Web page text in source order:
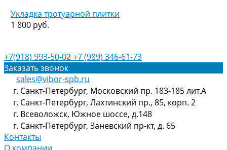
Укладка тротуарной плитки
1 800 руб.
+7(918) 993-50-02+7 (989) 346-61-73
Заказать звонок
sales@vibor-spb.ru
г. Санкт-Петербург, Московский пр. 183-185 лит.А
г. Санкт-Петербург, Лахтинский пр., 85, корп. 2
г. Всеволожск, Южное шоссе, д.148
г. Санкт-Петербург, Заневский пр-кт, д. 65
Контакты